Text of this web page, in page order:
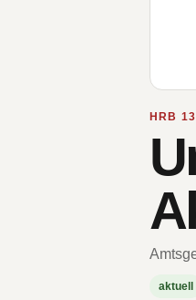
HRB
aktuell